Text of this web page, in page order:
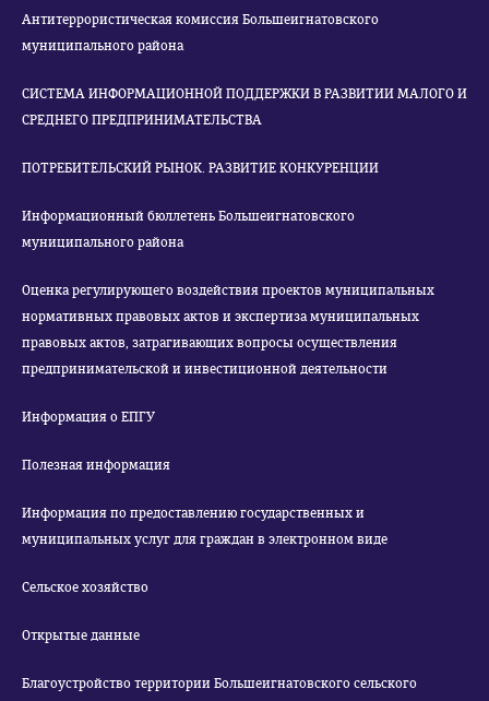
Антитеррористическая комиссия Большеигнатовского
муниципального района
СИСТЕМА ИНФОРМАЦИОННОЙ ПОДДЕРЖКИ В РАЗВИТИИ МАЛОГО И
СРЕДНЕГО ПРЕДПРИНИМАТЕЛЬСТВА
ПОТРЕБИТЕЛЬСКИЙ РЫНОК. РАЗВИТИЕ КОНКУРЕНЦИИ
Информационный бюллетень Большеигнатовского
муниципального района
Оценка регулирующего воздействия проектов муниципальных
нормативных правовых актов и экспертиза муниципальных
правовых актов, затрагивающих вопросы осуществления
предпринимательской и инвестиционной деятельности
Информация о ЕПГУ
Полезная информация
Информация по предоставлению государственных и
муниципальных услуг для граждан в электронном виде
Сельское хозяйство
Открытые данные
Благоустройство территории Большеигнатовского сельского